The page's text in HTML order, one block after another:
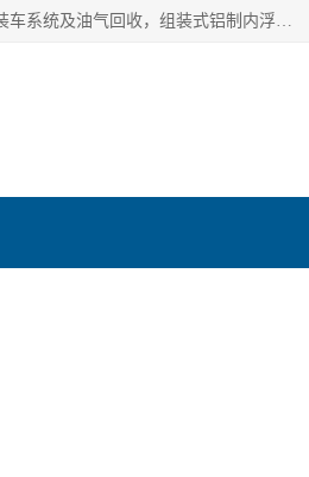
连云港爱德石化机械有限公司主要产品有：鹤管、旋转接头、密封圈、输油臂、储运定量装车系统及油气回收，组装式铝制内浮盘及油罐附件、钢结构栈桥/平台、活动梯、紧急脱离拉断阀等。完备的制造和检测手段以及高素质的员工确保了产品的质量。